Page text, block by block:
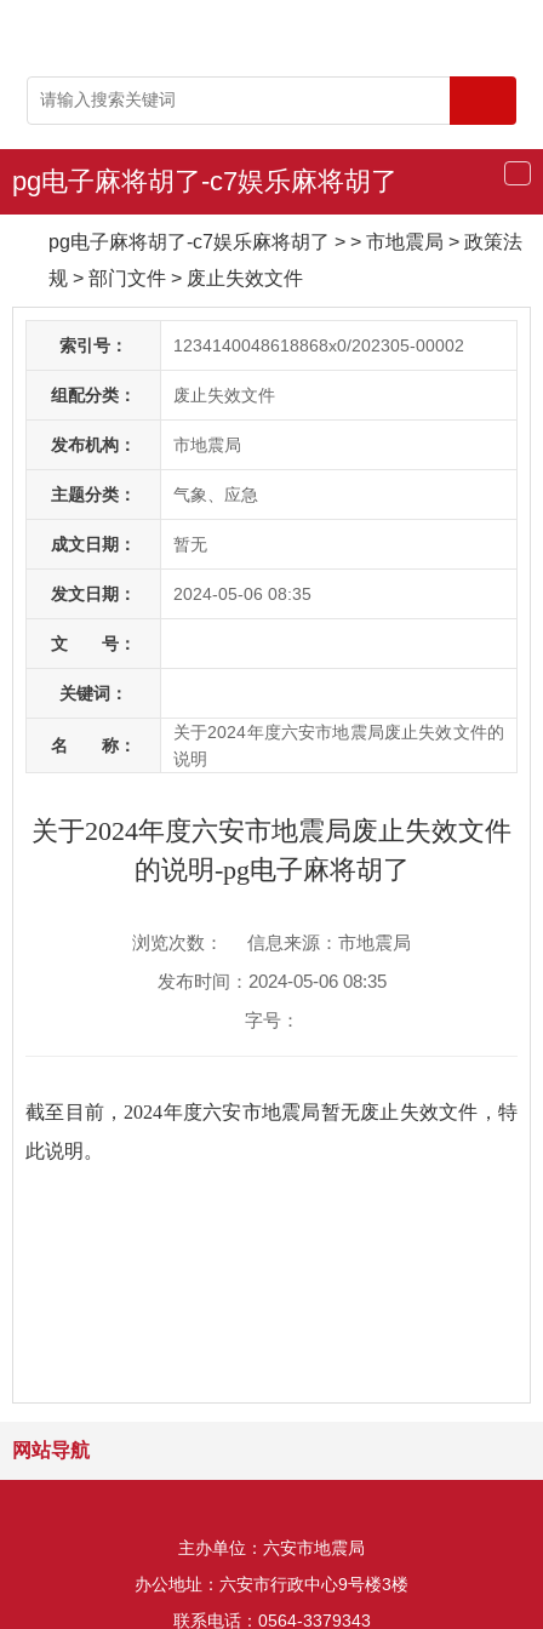
导
航
pg电子麻将胡了-c7娱乐麻将胡了
pg电子麻将胡了-c7娱乐麻将胡了 > > 市地震局 > 政策法
规 > 部门文件 > 废止失效文件
索引号： 1234140048618868x0/202305-00002
组配分类： 废止失效文件
发布机构： 市地震局
主题分类： 气象、应急
成文日期： 暂无
发文日期： 2024-05-06 08:35
文 号：
关键词：
名 称：
关于2024年度六安市地震局废止失效文件的
说明
关于2024年度六安市地震局废止失效文件
的说明-pg电子麻将胡了
浏览次数：
信息来源：市地震局
发布时间：2024-05-06 08:35
字号：
截至目前，2024年度六安市地震局暂无废止失效文件，特
此说明。
网站导航
主办单位：六安市地震局
办公地址：六安市行政中心9号楼3楼
联系电话：0564-3379343